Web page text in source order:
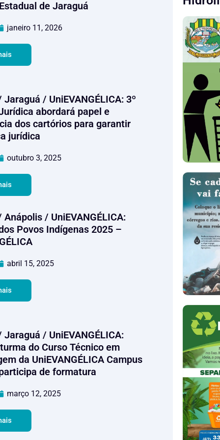
de Jaraguá
janeiro 11, 2026
/ UniEVANGÉLICA: 3º
abordará papel e
dos cartórios para garantir
jurídica
outubro 3, 2025
Anápolis / UniEVANGÉLICA:
Povos Indígenas 2025 –
abril 15, 2025
Jaraguá / UniEVANGÉLICA:
do Curso Técnico em
da UniEVANGÉLICA Campus
de formatura
março 12, 2025